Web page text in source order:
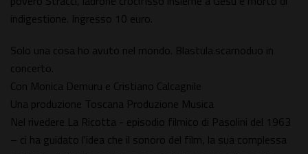
indigestione. Ingresso 10 euro.
Solo una cosa ho avuto nel mondo. Blastula.scarnoduo in
concerto.
Con Monica Demuru e Cristiano Calcagnile
Una produzione Toscana Produzione Musica
Nel rivedere La Ricotta - episodio filmico di Pasolini del 1963
– ci ha guidato l'idea che il sonoro del film, la sua complessa